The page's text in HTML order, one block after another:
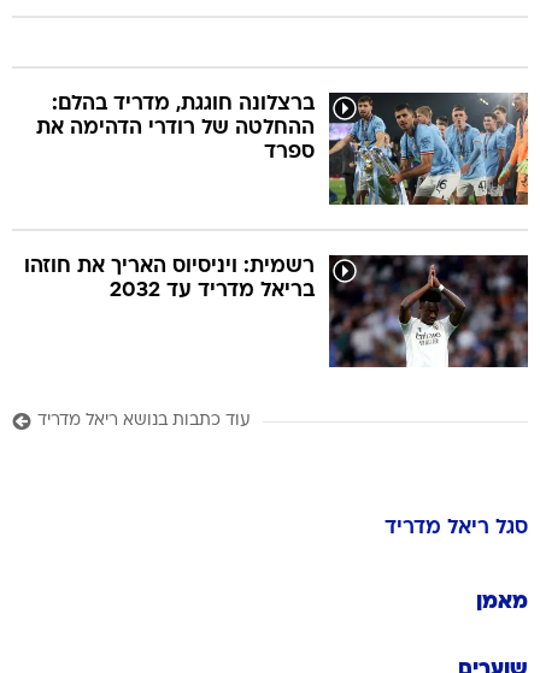
ברצלונה חוגגת, מדריד בהלם:
ההחלטה של רודרי הדהימה את
ספרד
רשמית: ויניסיוס האריך את חוזהו
בריאל מדריד עד 2032
עוד כתבות בנושא ריאל מדריד
סגל ריאל מדריד
מאמן